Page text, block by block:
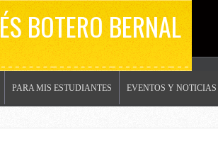
BOTERO BERNAL
PARA MIS ESTUDIANTES EVENTOS Y NOTICIAS